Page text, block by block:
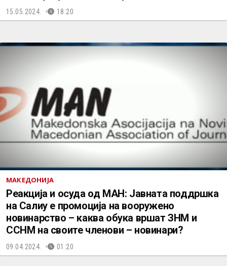
15.05.2024. 18:20
МАКЕДОНИЈА
Реакција и осуда од МАН: Јавната поддршка
на Салиу е промоција на вооружено
новинарство – каква обука вршат ЗНМ и
ССНМ на своите членови – новинари?
09.04.2024. 01:20